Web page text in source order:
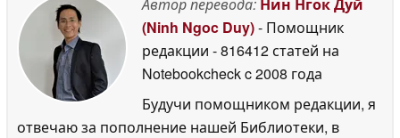
(Ninh Ngoc Duy)- Помощник
редакции - 816412 статей на
Notebookcheckc 2008 года
Будучи помощником редакции, я
отвечаю за пополнение нашей Библиотеки, в